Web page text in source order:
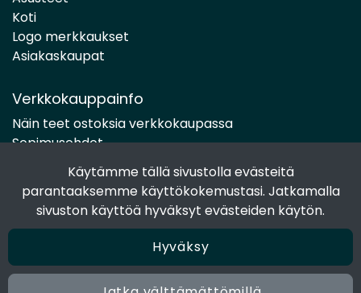
Käytämme tällä sivustolla evästeitä
parantaaksemme käyttökokemustasi. Jatkamalla
sivuston käyttöä hyväksyt evästeiden käytön.
Hyväksy
Koti
Logo merkkaukset
Asiakaskaupat
Verkkokauppainfo
Näin teet ostoksia verkkokaupassa
Sopimusehdot
Toimitustavat
Maksutavat
Tietosuojaseloste
Seuraa sosiaalisessa mediassa
Facebook